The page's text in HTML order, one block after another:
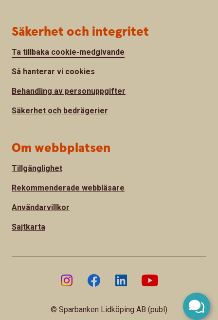
Säkerhet och integritet
Ta tillbaka cookie-medgivande
Så hanterar vi cookies
Behandling av personuppgifter
Säkerhet och bedrägerier
Om webbplatsen
Tillgänglighet
Rekommenderade webbläsare
Användarvillkor
Sajtkarta
© Sparbanken Lidköping AB (publ)